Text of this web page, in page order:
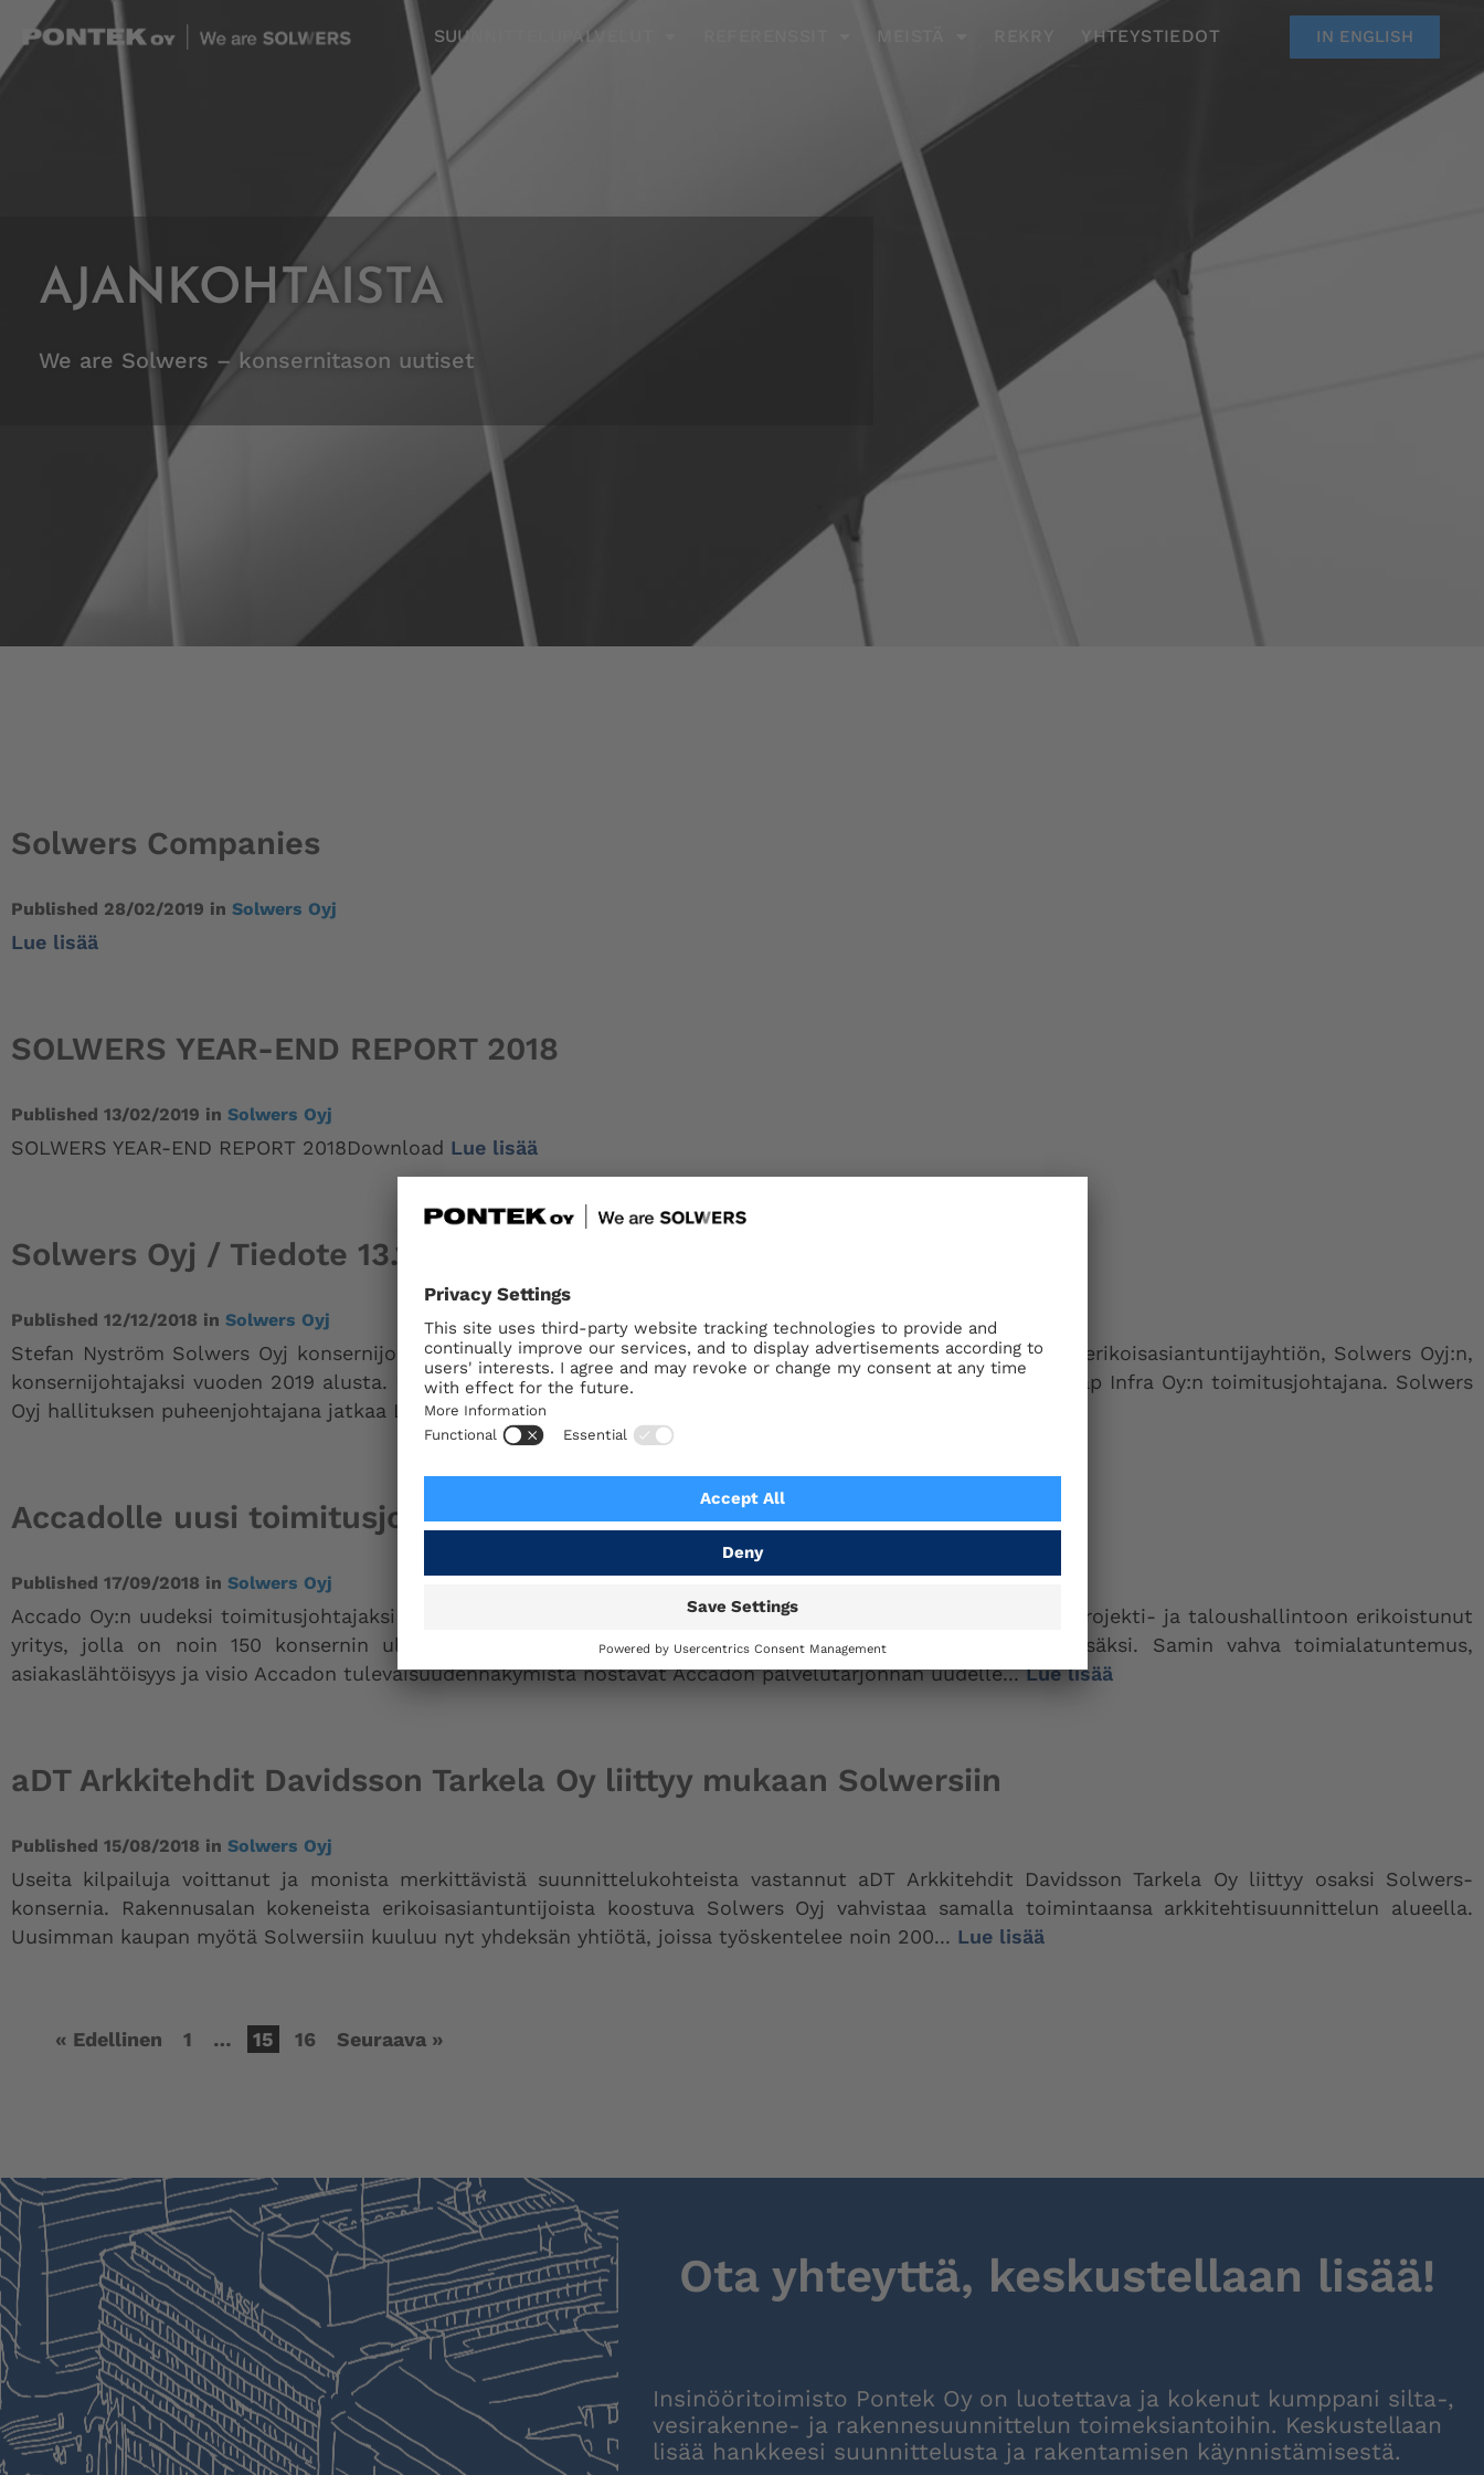
content
SUUNNITTELUPALVELUT MEISTÄ YHTEYSTIEDOT IN ENGLISH
AJANKOHTAISTA
We are Solwers – konsernitason uutiset
Solwers Companies
Published 28/02/2019 in Solwers Oyj
Lue lisää
SOLWERS YEAR-END REPORT 2018
Published 13/02/2019 in Solwers Oyj
SOLWERS YEAR-END REPORT 2018Download Lue lisää
Solwers Oyj / Tiedote 13.12.2018
Published 12/12/2018 in Solwers Oyj
Stefan Nyström Solwers Oyj konsernijohtajaksi Diplomi-insinööri Stefan Nyström on nimitetty rakennusalan erikoisasiantuntijayhtiön, Solwers Oyj:n,
konsernijohtajaksi vuoden 2019 alusta. Hän jatkaa myös nykyisessä tehtävässään, Solwersiin kuuluvan Finnmap Infra Oy:n toimitusjohtajana. Solwers
Oyj hallituksen puheenjohtajana jatkaa Leif Sebbas. – Solwers edustaa uutta konseptia...
Accadolle uusi toimitusjohtaja - Sami Wendell aloittaa 10.10.2018
Published 17/09/2018 in Solwers Oyj
Accado Oy:n uudeksi toimitusjohtajaksi on 10.10.2018 alkaen nimitetty tradenomi Sami Wendell. Accado on projekti- ja taloushallintoon erikoistunut
yritys, jolla on noin 150 konsernin ulkopuolista asiakasta Solwers-konsernin taloushallintopalveluiden lisäksi. Samin vahva toimialatuntemus,
asiakaslähtöisyys ja visio Accadon tulevaisuudennäkymistä nostavat Accadon palvelutarjonnan uudelle...Lue lisää
aDT Arkkitehdit Davidsson Tarkela Oy liittyy mukaan Solwersiin
Published 15/08/2018 in Solwers Oyj
Useita kilpailuja voittanut ja monista merkittävistä suunnittelukohteista vastannut aDT Arkkitehdit Davidsson Tarkela Oy liittyy osaksi Solwers-
konsernia. Rakennusalan kokeneista erikoisasiantuntijoista koostuva Solwers Oyj vahvistaa samalla toimintaansa arkkitehtisuunnittelun alueella.
Uusimman kaupan myötä Solwersiin kuuluu nyt yhdeksän yhtiötä, joissa työskentelee noin 200... Lue lisää
« Edellinen 1 … 15 16 Seuraava »
Ota yhteyttä, keskustellaan lisää!
Insinööritoimisto Pontek Oy on luotettava ja kokenut kumppani silta-,
vesirakenne- ja rakennesuunnittelun toimeksiantoihin. Keskustellaan
lisää hankkeesi suunnittelusta ja rakentamisen käynnistämisestä.